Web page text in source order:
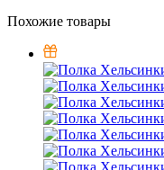
Похожие товары